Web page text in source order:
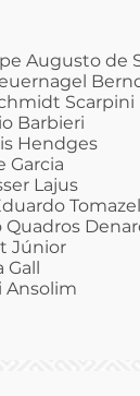
Augusto de
Scarpini
Barbieri
Hendges
Garcia
Lajus
Quadros
Júnior
Gall
Ansolim